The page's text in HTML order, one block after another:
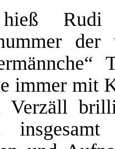
hieß
der
immer mit
Verzäll